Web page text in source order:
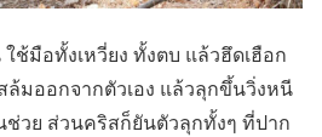
ช้มือทั้งเหวี่ยง ทั้งตบ แล้วฮึดเฮือก
มออกจากตัวเอง แล้วลุกขึ้นวิ่งหนี
ช่วย ส่วนคริสก็ยันตัวลุกทั้งๆ ที่ปาก